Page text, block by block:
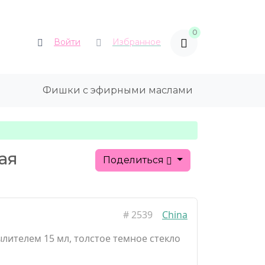
Войти Избранное
0
Фишки с эфирными маслами
Поделиться
# 2539
China
15 мл, толстое темное стекло